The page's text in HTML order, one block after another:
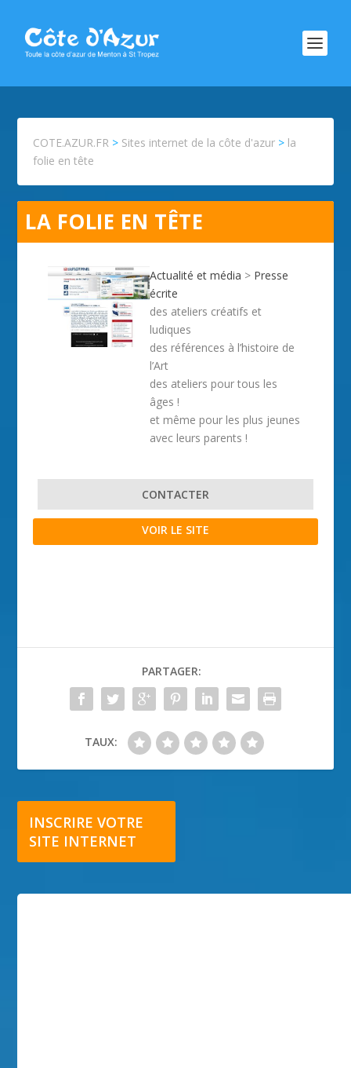
COTE.AZUR.FR > Sites internet de la côte d'azur > la
folie en tête
LA FOLIE EN TÊTE
Actualité et média > Presse
écrite
des ateliers créatifs et
ludiques
des références à l’histoire de
l’Art
des ateliers pour tous les
âges !
et même pour les plus jeunes
avec leurs parents !
CONTACTER
VOIR LE SITE
PARTAGER:
TAUX:
INSCRIRE VOTRE
SITE INTERNET